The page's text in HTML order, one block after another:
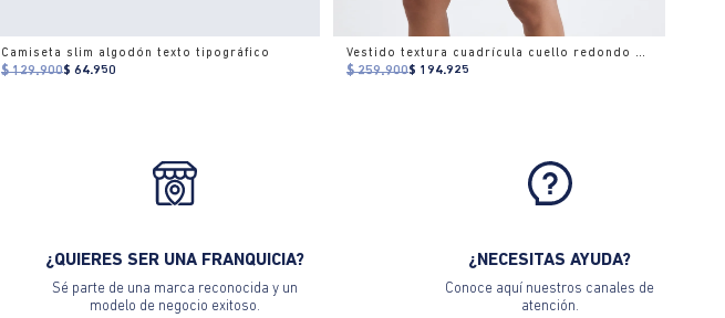
Camiseta slim algodón texto tipográfico
$ 129.900$ 64.950
Vestido textura cuadrícula cuello redondo para mujer
$ 259.900$ 194.925
¿QUIERES SER UNA FRANQUICIA?
Sé parte de una marca reconocida y un
modelo de negocio exitoso.
¿NECESITAS AYUDA?
Conoce aquí nuestros canales de
atención.